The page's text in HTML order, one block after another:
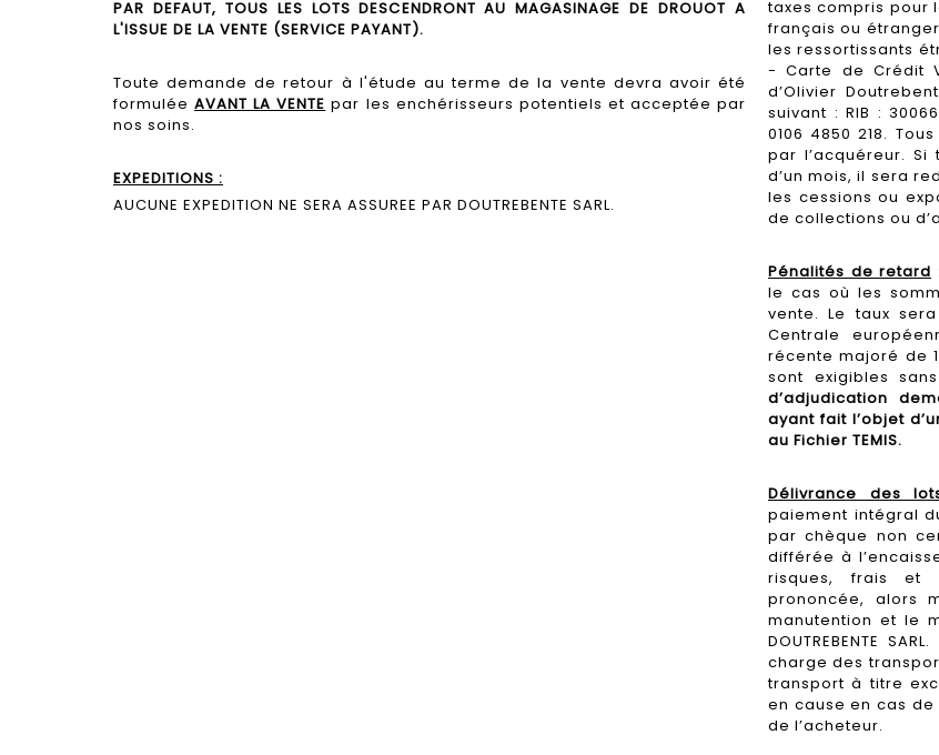
PAR DEFAUT, TOUS LES LOTS DESCENDRONT AU MAGASINAGE DE DROUOT A
L'ISSUE DE LA VENTE (SERVICE PAYANT).
Toute demande de retour à l'étude au terme de la vente devra avoir été
formuléeAVANT LA VENTE par les enchérisseurs potentiels et acceptée par
nos soins.
EXPEDITIONS :
AUCUNE EXPEDITION NE SERA ASSUREE PAR DOUTREBENTE SARL.
taxes compris pour
français ou
les ressortissants
- Carte de Crédit
d’Olivier
suivant : RIB :
0106 4850 218.
par l’acquéreur.
d’un mois, il sera
les cessions ou
de collections ou
Pénalités de retard
le cas où les
vente. Le taux
Centrale
récente majoré de
sont exigibles
d’adjudication
ayant fait l’objet
au Fichier TEMIS.
Délivrance des
paiement intégral
par chèque non
différée à
risques, frais et
prononcée, alors
manutention et le
DOUTREBENTE
charge des
transport à titre
en cause en cas
de l’acheteur.